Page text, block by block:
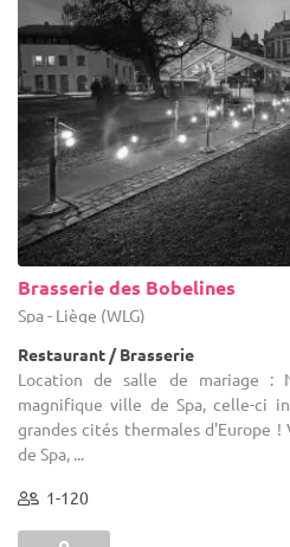
Brasserie des Bobelines
Spa - Liège (WLG)
Restaurant / Brasserie
Location de salle de mariage :
magnifique ville de Spa, celle-ci
grandes cités thermales d'Europe
de Spa, ...
1-120